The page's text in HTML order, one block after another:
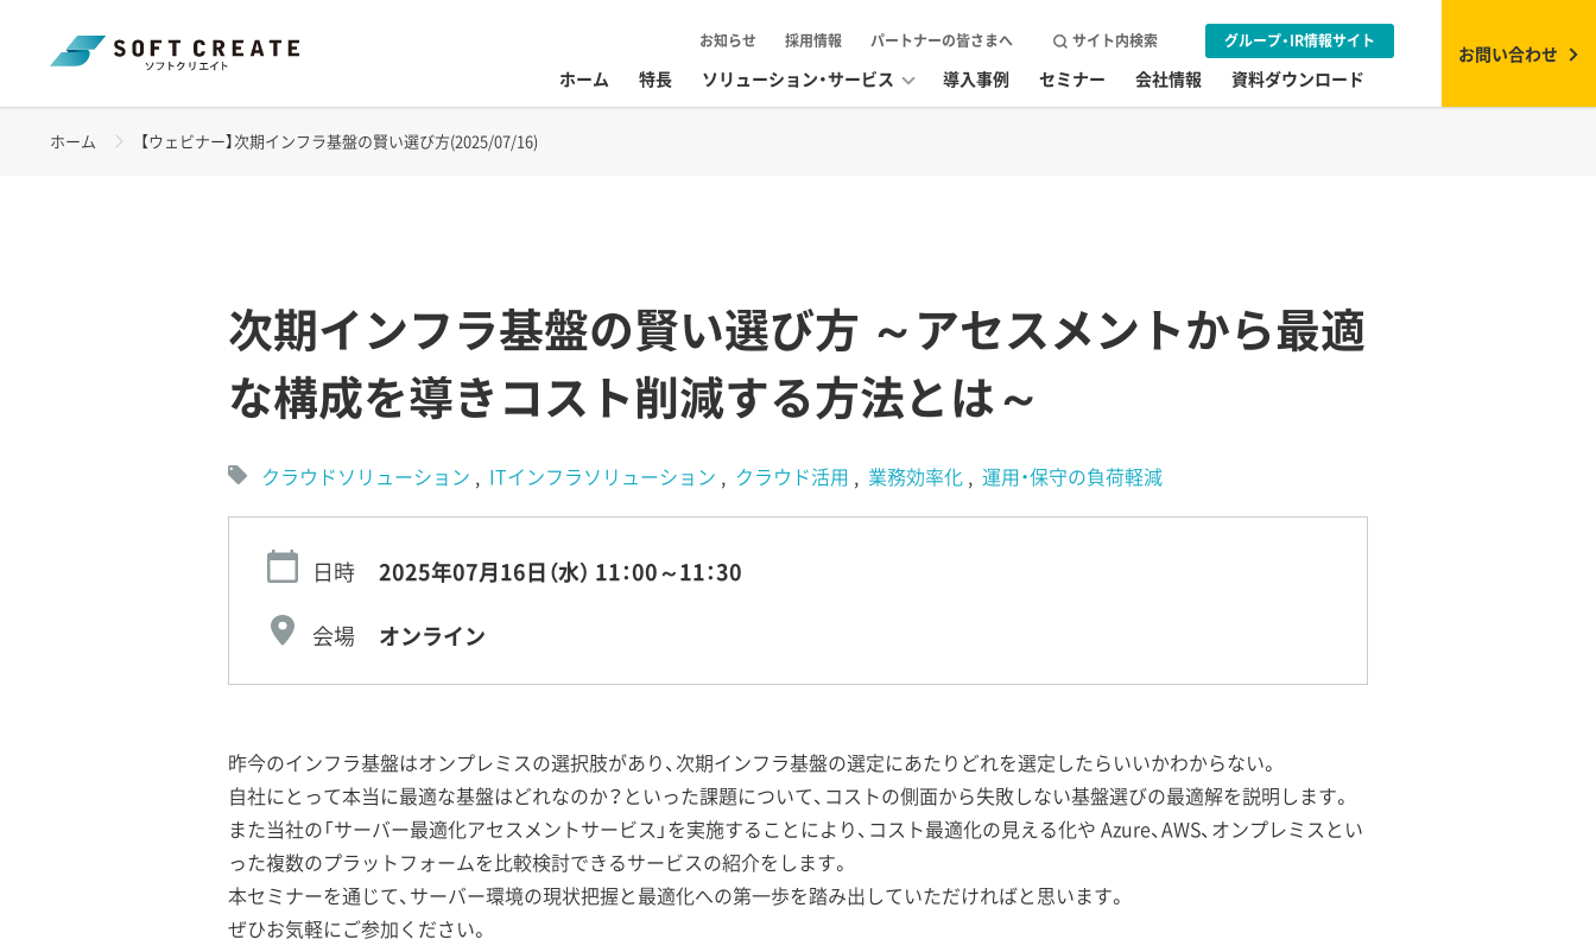
ホーム 特長 ソリューション・サービス 導入事例 セミナー 会社情報 資料ダウンロード
お知らせ 採用情報 パートナーの皆さまへ サイト内検索 グループ・IR情報サイト
お問い合わせ
ホーム 【ウェビナー】次期インフラ基盤の賢い選び方(2025/07/16)
次期インフラ基盤の賢い選び方 ～アセスメントから最適
な構成を導きコスト削減する方法とは～
クラウドソリューション ITインフラソリューション クラウド活用 業務効率化 運用・保守の負荷軽減
日時 2025年07月16日（水） 11：00～11：30
会場
オンライン
昨今のインフラ基盤はオンプレミスの選択肢があり、次期インフラ基盤の選定にあたりどれを選定したらいいかわからない。
自社にとって本当に最適な基盤はどれなのか？といった課題について、コストの側面から失敗しない基盤選びの最適解を説明します。
また当社の「サーバー最適化アセスメントサービス」を実施することにより、コスト最適化の見える化や Azure、AWS、オンプレミスとい
った複数のプラットフォームを比較検討できるサービスの紹介をします。
本セミナーを通じて、サーバー環境の現状把握と最適化への第一歩を踏み出していただければと思います。
ぜひお気軽にご参加ください。